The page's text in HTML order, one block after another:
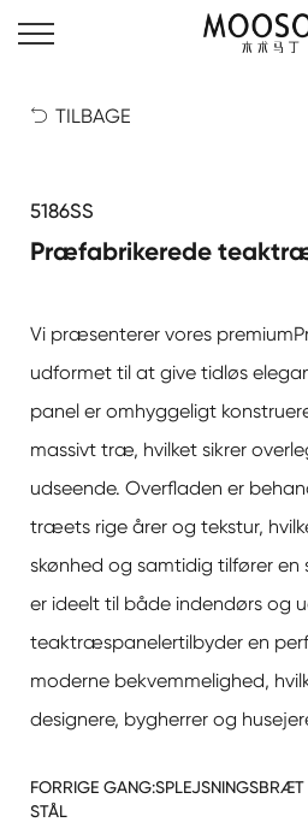
 TILBAGE
5186SS
Præfabrikerede
Vi præsenterer vores premium
udformet til at give tidløs
panel er omhyggeligt
massivt træ, hvilket sikrer
udseende. Overfladen er
træets rige årer og tekstur,
skønhed og samtidig tilfører
er ideelt til både indendørs og
teaktræspanelertilbyder en
moderne bekvemmelighed,
designere, bygherrer og
FORRIGE GANG:
STÅL